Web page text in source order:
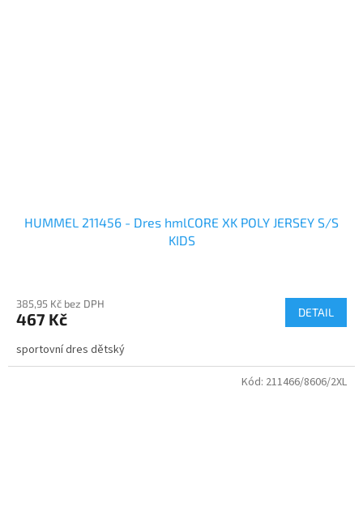
HUMMEL 211456 - Dres hmlCORE XK POLY JERSEY S/S
KIDS
385,95 Kč bez DPH
467 Kč DETAIL
sportovní dres dětský
Kód: 211466/8606/2XL